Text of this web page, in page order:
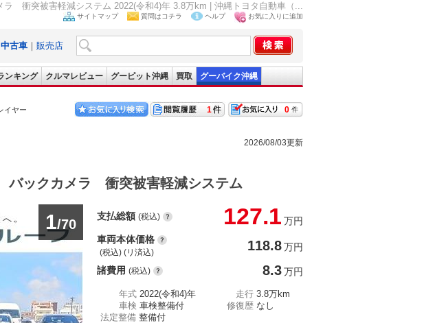
衝突被害軽減システム 2022(令和4)年 3.8万km | 沖縄トヨタ自動車（...
サイトマップ 質問はコチラ ヘルプ お気に入りに追加
中古車 ｜ 販売店
ンキング クルマレビュー グーピット沖縄 買取 グーバイク沖縄
イヤー
0
1
2026/08/03更新
ックカメラ 衝突被害軽減システム
1/70
支払総額 (税込) 127.1 万円
車両本体価格
(税込) (リ済込) 118.8万円
諸費用 (税込) 8.3万円
年式 2022(令和4)年 走行 3.8万km
車検 車検整備付 修復歴 なし
法定整備 整備付